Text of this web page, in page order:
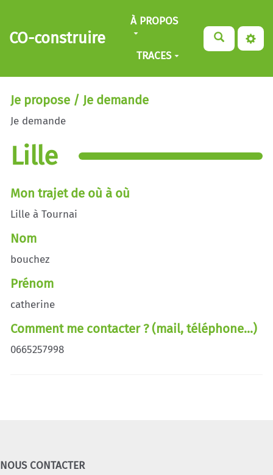
Aller au contenu principal
CO-construire
À PROPOS
TRACES
Je propose / Je demande
Je demande
Lille
Mon trajet de où à où
Lille à Tournai
Nom
bouchez
Prénom
catherine
Comment me contacter ? (mail, téléphone...)
0665257998
NOUS CONTACTER